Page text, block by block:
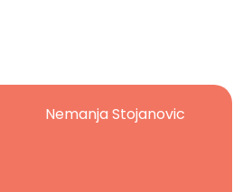
Nemanja Stojanovic